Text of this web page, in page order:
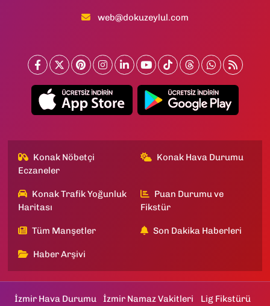
web@dokuzeylul.com
Konak Nöbetçi
Eczaneler
Konak Hava Durumu
Konak Trafik Yoğunluk
Haritası
Puan Durumu ve
Fikstür
Tüm Manşetler Son Dakika Haberleri
Haber Arşivi
İzmir Hava Durumu İzmir Namaz Vakitleri Lig Fikstürü